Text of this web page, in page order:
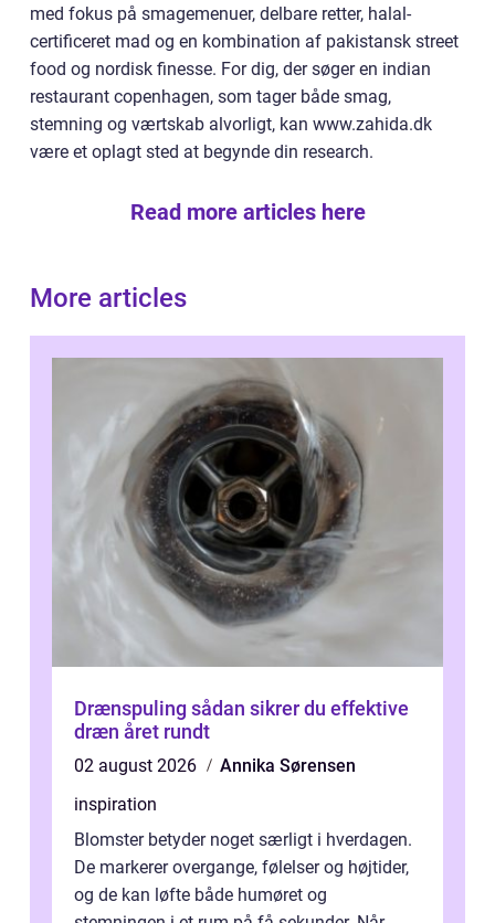
med fokus på smagemenuer, delbare retter, halal-
certificeret mad og en kombination af pakistansk street
food og nordisk finesse. For dig, der søger en indian
restaurant copenhagen, som tager både smag,
stemning og værtskab alvorligt, kan www.zahida.dk
være et oplagt sted at begynde din research.
Read more articles here
More articles
Drænspuling sådan sikrer du effektive
dræn året rundt
02 august 2026
Annika Sørensen
inspiration
Blomster betyder noget særligt i hverdagen.
De markerer overgange, følelser og højtider,
og de kan løfte både humøret og